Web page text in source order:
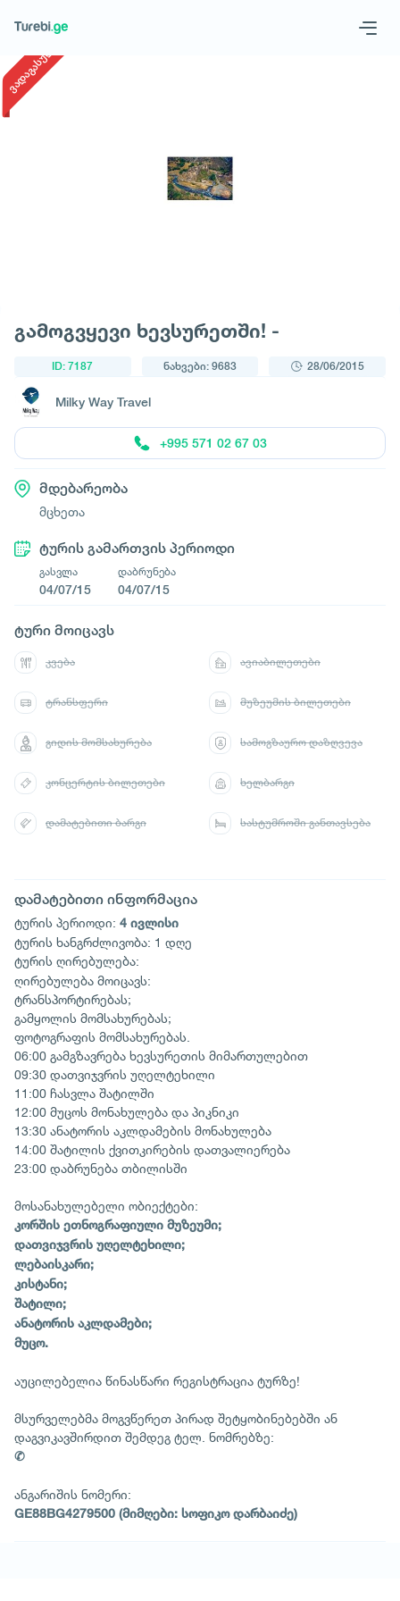
მოითხოვე ტური
ვადაგასული
გამოგვყევი ხევსურეთში! -
ID: 7187 ნახვები: 9683 28/06/2015
Milky Way Travel
+995 571 02 67 03
მდებარეობა
მცხეთა
ტურის გამართვის პერიოდი
გასვლა
04/07/15
დაბრუნება
04/07/15
დამატებითი ინფორმაცია
ტურის პერიოდი: 4 ივლისი
ტურის ხანგრძლივობა: 1 დღე
ტურის ღირებულება:
ღირებულება მოიცავს:
ტრანსპორტირებას;
გამყოლის მომსახურებას;
ფოტოგრაფის მომსახურებას.
06:00 გამგზავრება ხევსურეთის მიმართულებით
09:30 დათვიჯვრის უღელტეხილი
11:00 ჩასვლა შატილში
12:00 მუცოს მონახულება და პიკნიკი
13:30 ანატორის აკლდამების მონახულება
14:00 შატილის ქვითკირების დათვალიერება
23:00 დაბრუნება თბილისში
მოსანახულებელი ობიექტები:
კორშის ეთნოგრაფიული მუზეუმი;
დათვიჯვრის უღელტეხილი;
ლებაისკარი;
კისტანი;
შატილი;
ანატორის აკლდამები;
მუცო.
აუცილებელია წინასწარი რეგისტრაცია ტურზე!
მსურველებმა მოგვწერეთ პირად შეტყობინებებში ან
დაგვიკავშირდით შემდეგ ტელ. ნომრებზე:
✆
ანგარიშის ნომერი:
GE88BG4279500 (მიმღები: სოფიკო დარბაიძე)
ტური მოიცავს
კვება ავიაბილეთები
ტრანსფერი მუზეუმის ბილეთები
გიდის მომსახურება სამოგზაურო დაზღვევა
კონცერტის ბილეთები ხელბარგი
დამატებითი ბარგი სასტუმროში განთავსება